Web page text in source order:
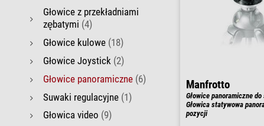
Głowice z przekładniami
zębatymi (4)
Głowice kulowe (18)
Głowice Joystick (2)
Głowice panoramiczne (6)
Suwaki regulacyjne (1)
Głowica video (9)
Manfrotto
Głowice panoramiczne
Głowica statywowa
pozycji